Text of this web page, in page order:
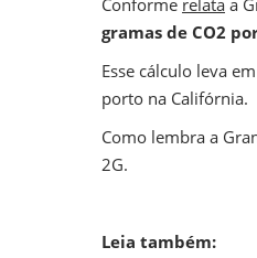
Conforme relata a
gramas de CO2
Esse cálculo leva
porto na Califórnia.
Como lembra a
2G.
Leia também: